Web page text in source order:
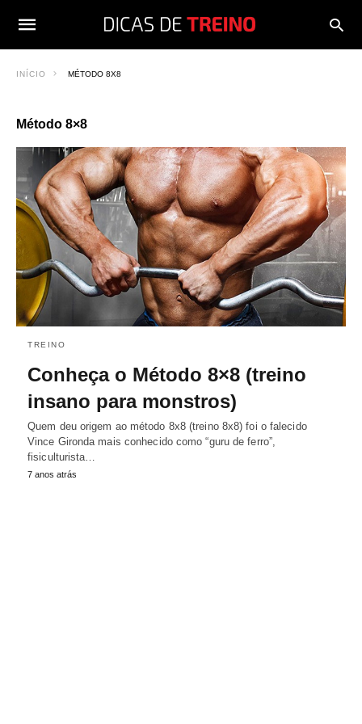
INÍCIO MÉTODO 8X8
Método 8×8
TREINO
Conheça o Método 8×8 (treino
insano para monstros)
Quem deu origem ao método 8x8 (treino 8x8) foi o falecido
Vince Gironda mais conhecido como “guru de ferro”,
fisiculturista…
7 anos atrás